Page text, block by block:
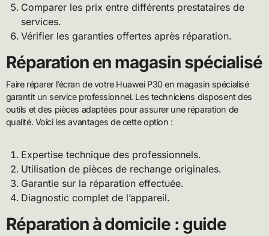
Comparer les prix entre différents prestataires de
services.
Vérifier les garanties offertes après réparation.
Réparation en magasin spécialisé
Faire réparer l’écran de votre Huawei P30 en magasin spécialisé
garantit un service professionnel. Les techniciens disposent des
outils et des pièces adaptées pour assurer une réparation de
qualité. Voici les avantages de cette option :
Expertise technique des professionnels.
Utilisation de pièces de rechange originales.
Garantie sur la réparation effectuée.
Diagnostic complet de l’appareil.
Réparation à domicile : guide